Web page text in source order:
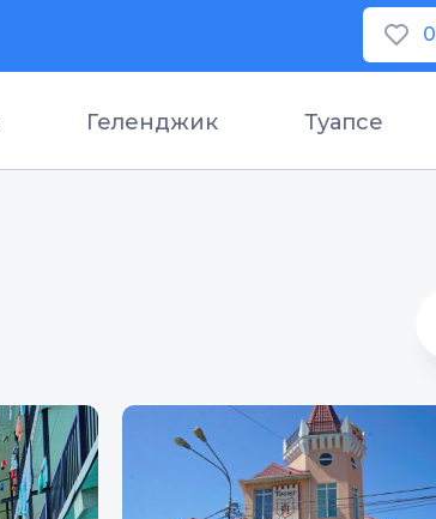
0
Геленджик Туапсе